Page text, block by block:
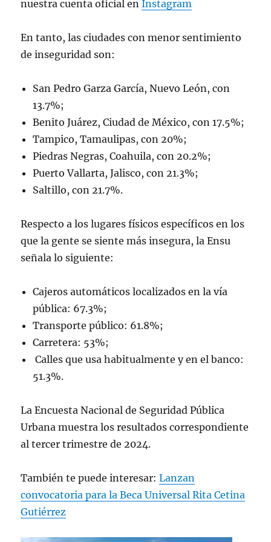
nuestra cuenta oficial enInstagram
En tanto, las ciudades con menor sentimiento
de inseguridad son:
San Pedro Garza García, Nuevo León, con
13.7%;
Benito Juárez, Ciudad de México, con 17.5%;
Tampico, Tamaulipas, con 20%;
Piedras Negras, Coahuila, con 20.2%;
Puerto Vallarta, Jalisco, con 21.3%;
Saltillo, con 21.7%.
Respecto a los lugares físicos específicos en los
que la gente se siente más insegura, la Ensu
señala lo siguiente:
Cajeros automáticos localizados en la vía
pública: 67.3%;
Transporte público: 61.8%;
Carretera: 53%;
Calles que usa habitualmente y en el banco:
51.3%.
La Encuesta Nacional de Seguridad Pública
Urbana muestra los resultados correspondiente
al tercer trimestre de 2024.
También te puede interesar:Lanzan
convocatoria para la Beca Universal Rita Cetina
Gutiérrez